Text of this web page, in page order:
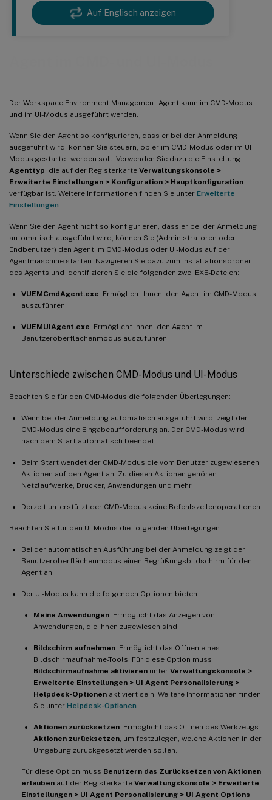
Auf Englisch anzeigen
Der Workspace Environment Management Agent kann im CMD-Modus
und im UI-Modus ausgeführt werden.
Wenn Sie den Agent so konfigurieren, dass er bei der Anmeldung
ausgeführt wird, können Sie steuern, ob er im CMD-Modus oder im UI-
Modus gestartet werden soll. Verwenden Sie dazu die Einstellung
Agenttyp , die auf der Registerkarte Verwaltungskonsole >
Erweiterte Einstellungen > Konfiguration > Hauptkonfiguration
verfügbar ist. Weitere Informationen finden Sie unter Erweiterte
Einstellungen
Wenn Sie den Agent nicht so konfigurieren, dass er bei der Anmeldung
automatisch ausgeführt wird, können Sie (Administratoren oder
Endbenutzer) den Agent im CMD-Modus oder UI-Modus auf der
Agentmaschine starten. Navigieren Sie dazu zum Installationsordner
des Agents und identifizieren Sie die folgenden zwei EXE-Dateien:
VUEMCmdAgent.exe . Ermöglicht Ihnen, den Agent im CMD-Modus
auszuführen.
VUEMUIAgent.exe . Ermöglicht Ihnen, den Agent im
Benutzeroberflächenmodus auszuführen.
Unterschiede zwischen CMD-Modus und UI-Modus
Beachten Sie für den CMD-Modus die folgenden Überlegungen:
Wenn bei der Anmeldung automatisch ausgeführt wird, zeigt der
CMD-Modus eine Eingabeaufforderung an. Der CMD-Modus wird
nach dem Start automatisch beendet.
Beim Start wendet der CMD-Modus die vom Benutzer zugewiesenen
Aktionen auf den Agent an. Zu diesen Aktionen gehören
Netzlaufwerke, Drucker, Anwendungen und mehr.
Derzeit unterstützt der CMD-Modus keine Befehlszeilenoperationen.
Beachten Sie für den UI-Modus die folgenden Überlegungen:
Bei der automatischen Ausführung bei der Anmeldung zeigt der
Benutzeroberflächenmodus einen Begrüßungsbildschirm für den
Agent an.
Der UI-Modus kann die folgenden Optionen bieten:
Meine Anwendungen . Ermöglicht das Anzeigen von
Anwendungen, die Ihnen zugewiesen sind.
Bildschirm aufnehmen . Ermöglicht das Öffnen eines
Bildschirmaufnahme-Tools. Für diese Option muss
Bildschirmaufnahme aktivieren unter Verwaltungskonsole >
Erweiterte Einstellungen > UI Agent Personalisierung >
Helpdesk-Optionen aktiviert sein. Weitere Informationen finden
Sie unter Helpdesk-Optionen
Aktionen zurücksetzen . Ermöglicht das Öffnen des Werkzeugs
Aktionen zurücksetzen , um festzulegen, welche Aktionen in der
Umgebung zurückgesetzt werden sollen.
Für diese Option muss Benutzern das Zurücksetzen von Aktionen
erlauben auf der Registerkarte Verwaltungskonsole > Erweiterte
Einstellungen > UI Agent Personalisierung > UI Agent Options